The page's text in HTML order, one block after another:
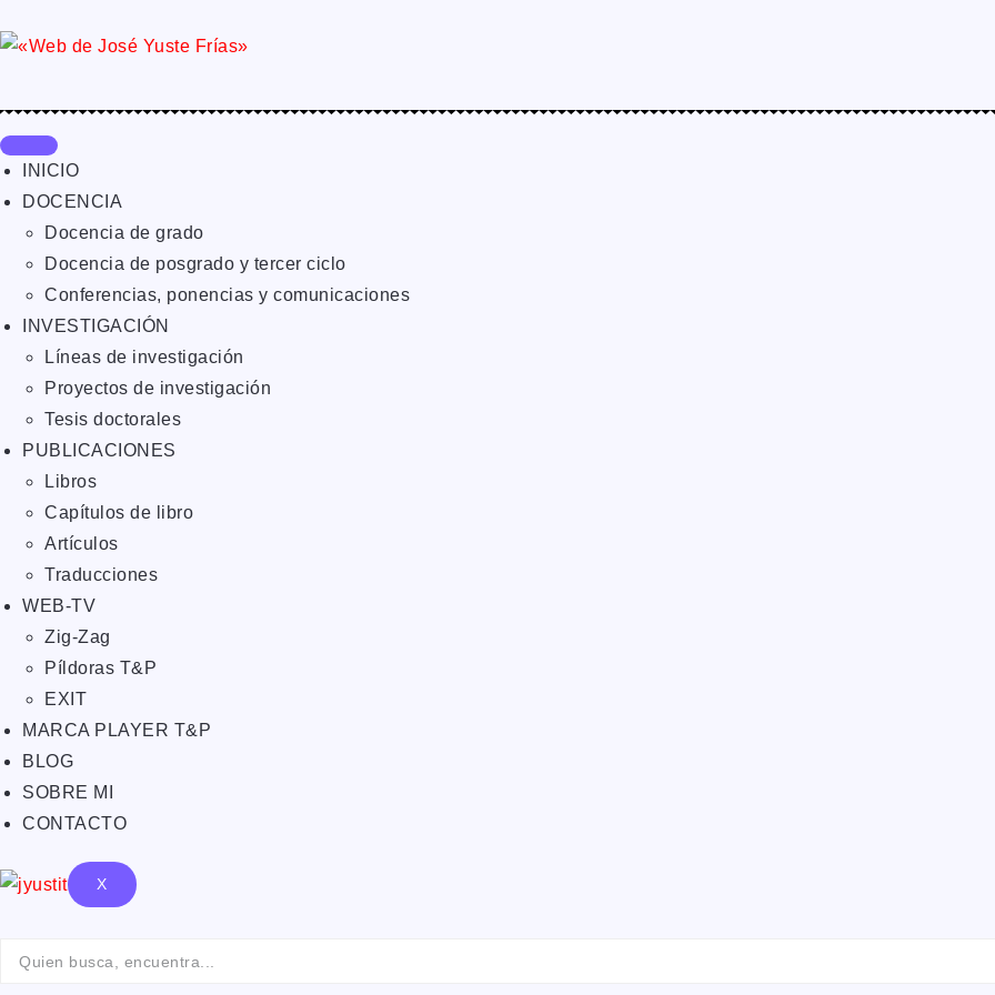
INICIO
DOCENCIA
Docencia de grado
Docencia de posgrado y tercer ciclo
Conferencias, ponencias y comunicaciones
INVESTIGACIÓN
Líneas de investigación
Proyectos de investigación
Tesis doctorales
PUBLICACIONES
Libros
Capítulos de libro
Artículos
Traducciones
WEB-TV
Zig-Zag
Píldoras T&P
EXIT
MARCA PLAYER T&P
BLOG
SOBRE MI
CONTACTO
X